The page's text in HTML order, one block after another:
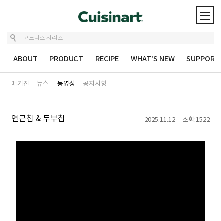
ABOUT PRODUCT RECIPE WHAT'S NEW SUPPORT
매거진 뉴스 동영상 공지사항
연근칩 & 두부칩 2025.11.12 조회:1522